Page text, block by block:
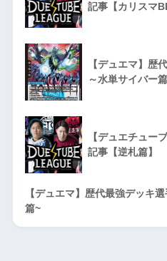
記事【カリスマ
【デュエマ】歴
～水単サイバー
【デュエチュー
記事【逆札篇】
【デュエマ】歴代最強デッキ
篇~